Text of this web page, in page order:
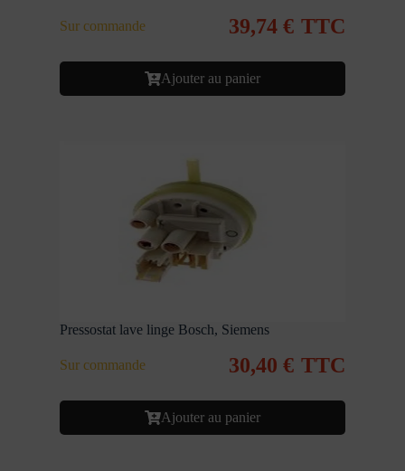
Sur commande 39,74 € TTC
Ajouter au panier
Pressostat lave linge Bosch, Siemens
Sur commande 30,40 € TTC
Ajouter au panier